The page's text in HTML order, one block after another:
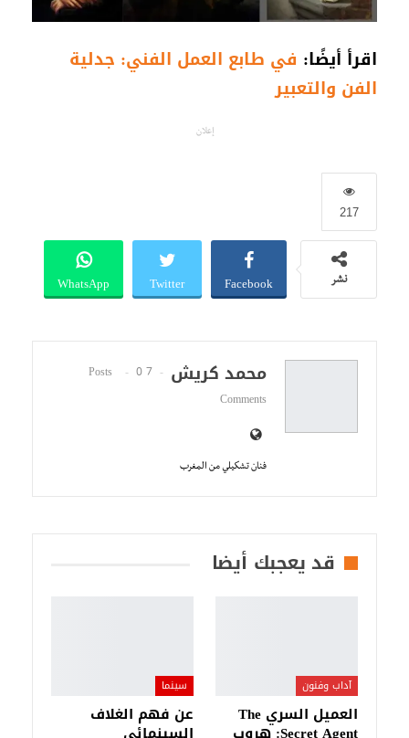
اقرأ أيضًا: في طابع العمل الفني: جدلية
الفن والتعبير
إعلان
217
نشر Facebook
Twitter
WhatsApp
محمد كريش 7 Posts
0
Comments
فنان تشكيلي من المغرب
قد يعجبك أيضا
آداب وفنون
العميل السري The
سينما
عن فهم الغلاف